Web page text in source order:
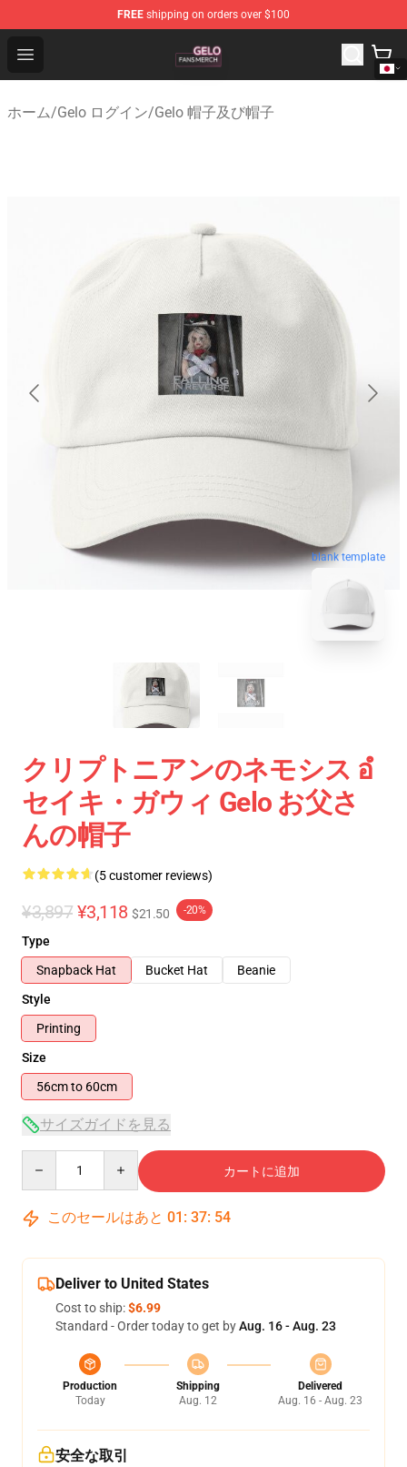
FREE shipping on orders over $100
Open menu
Gelo Shop - Official Gelo Merchandise Store
ホーム/Gelo ログイン/Gelo 帽子及び帽子
blank template
クリプトニアンのネモシス อํ
セイキ・ガウィ Gelo お父さ
んの帽子
(5 customer reviews)
¥3,897 ¥3,118 $21.50 -20%
Type
Snapback Hat
Bucket Hat
Beanie
Style
Printing
Size
56cm to 60cm
サイズガイドを見る
カートに追加
このセールはあと 01 : 37: 54
Deliver to United States
Cost to ship:$6.99
Standard - Order today to get byAug. 16 - Aug. 23
Production
Today
Shipping
Aug. 12
Delivered
Aug. 16 - Aug. 23
安全な取引